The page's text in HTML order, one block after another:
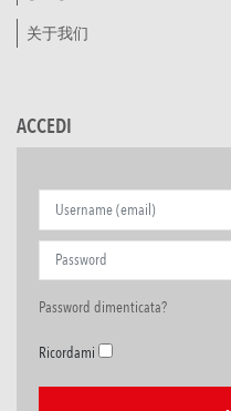
关于我们
ACCEDI
Password dimenticata?
Ricordami